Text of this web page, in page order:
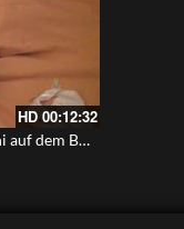
HD 00:12:32
Rose zeigt ihre behaarte Muschi auf dem Bett